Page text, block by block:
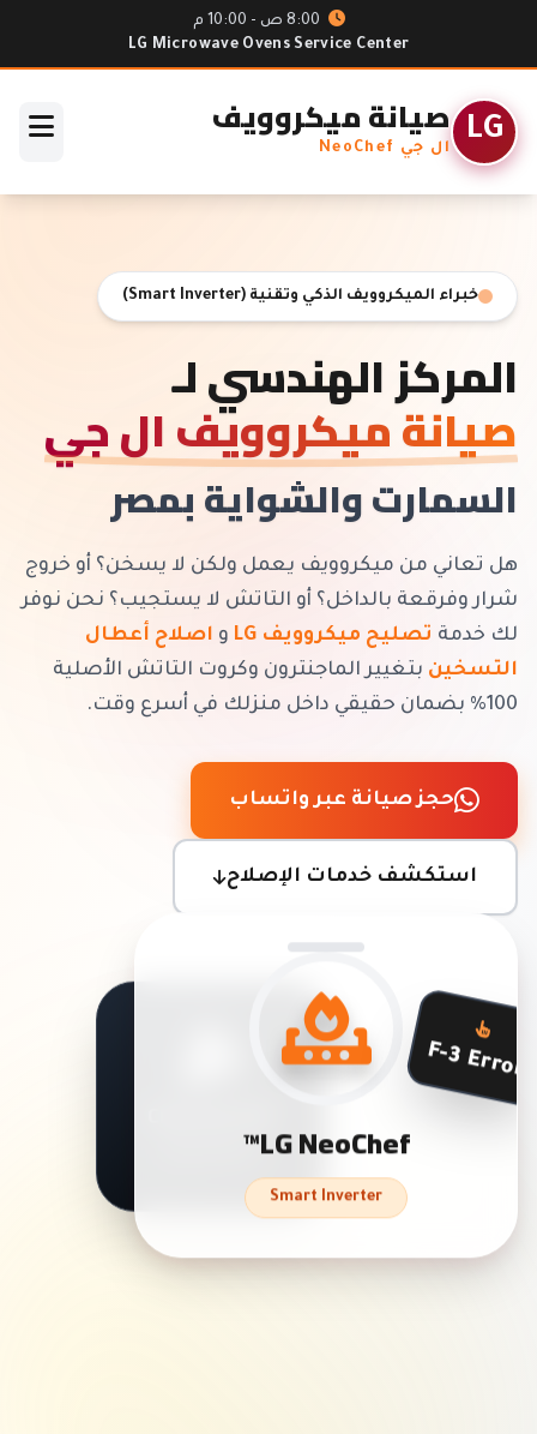
LG Microwave Ovens Service Center
LG صيانة ميكروويف
ال جي NeoChef
خبراء الميكروويف الذكي وتقنية (Smart Inverter)
المركز الهندسي لـ
صيانة ميكروويف ال جي
السمارت والشواية بمصر
هل تعاني من ميكروويف يعمل ولكن لا يسخن؟ أو خروج
شرار وفرقعة بالداخل؟ أو التاتش لا يستجيب؟ نحن نوفر
لك خدمة تصليح ميكروويف LG و اصلاح أعطال
التسخين بتغيير الماجنترون وكروت التاتش الأصلية
100% بضمان حقيقي داخل منزلك في أسرع وقت.
حجز صيانة عبر واتساب
استكشف خدمات الإصلاح
LG NeoChef™
Smart Inverter
F-3 Error